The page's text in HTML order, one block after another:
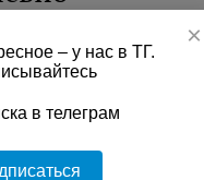
с близкими в
×
– у нас в ТГ.